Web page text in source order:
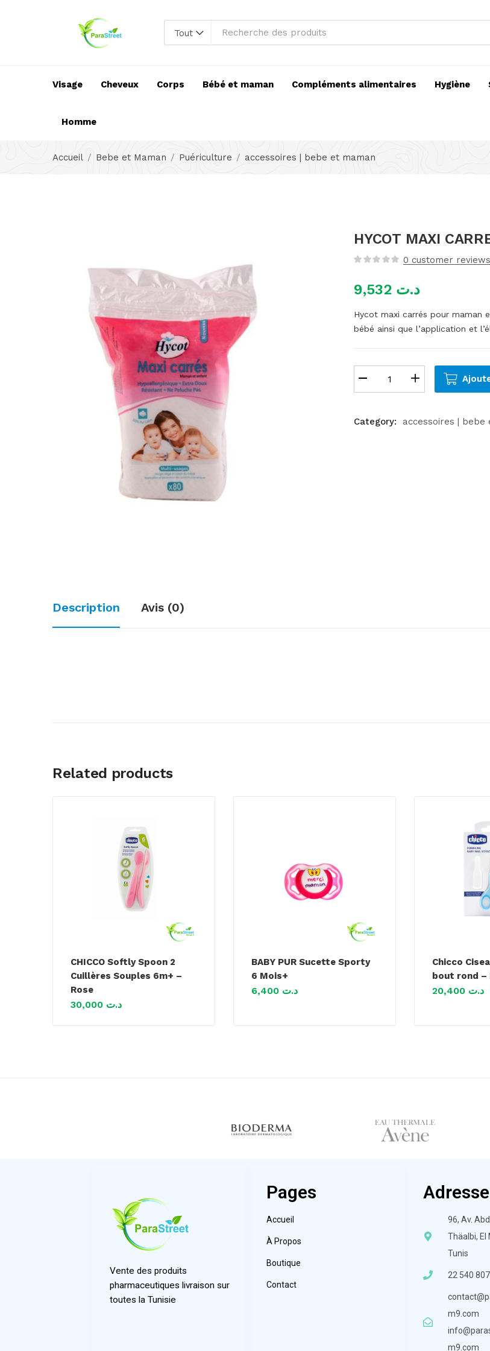
Tout
Visage Cheveux Corps Bébé et maman Compléments alimentaires Hygiène
Homme
Accueil Bebe et Maman Puériculture accessoires | bebe et maman
HYCOT MAXI
0 customer reviews
د.ت
Hycot maxi carrés pour maman
bébé ainsi que l’application et
Category: accessoires | bebe
Description Avis (0)
Related products
CHICCO Softly Spoon 2
Cuillères Souples 6m+ –
Rose
د.ت
BABY PUR Sucette Sporty
6 Mois+
د.ت
Chicco
bout rond –
د.ت
Vente des produits
pharmaceutiques livraison sur
toutes la Tunisie
Pages
Accueil
À Propos
Boutique
Contact
Adresse
96, Av.
Thäalbi, El
Tunis
22 540 807
m9.com
m9.com